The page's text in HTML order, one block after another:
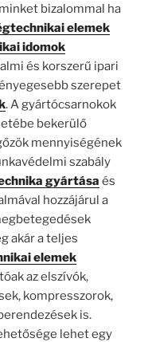
bizalommal ha
elemek
idomok
és korszerű ipari
szerepet
. A gyártócsarnokok
bekerülő
mennyiségének
szabály
gyártása és
hozzájárul a
akár a teljes
elemek
az elszívók,
kompresszorok,
is.
lehet egy